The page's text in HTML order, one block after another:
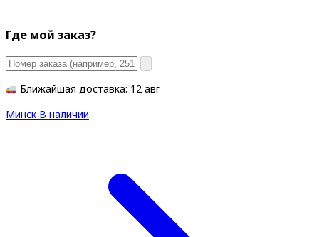
Где мой заказ?
Ближайшая доставка: 12 авг
Минск В наличии